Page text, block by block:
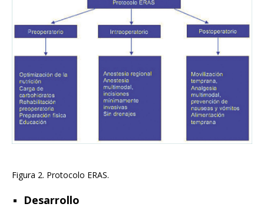
Figura 2. Protocolo ERAS.
Desarrollo